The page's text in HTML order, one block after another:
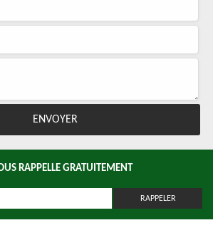
RAPPELLE GRATUITEMENT